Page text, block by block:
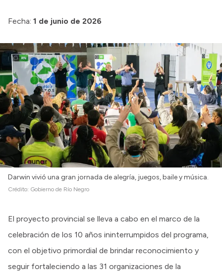
Fecha: 1 de junio de 2026
Darwin vivió una gran jornada de alegría, juegos, baile y música.
Crédito: Gobierno de Río Negro
El proyecto provincial se lleva a cabo en el marco de la
celebración de los 10 años ininterrumpidos del programa,
con el objetivo primordial de brindar reconocimiento y
seguir fortaleciendo a las 31 organizaciones de la